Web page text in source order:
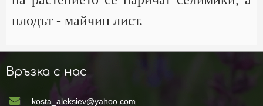
плодът - майчин лист.
Връзка с нас
kosta_aleksiev@yahoo.com